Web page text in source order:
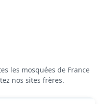
les mosquées de France
nos sites frères.